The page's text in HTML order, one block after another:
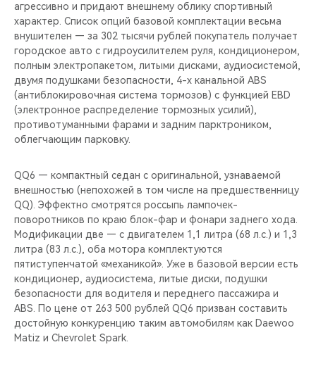
агрессивно и придают внешнему облику спортивный
характер. Список опций базовой комплектации весьма
внушителен — за 302 тысячи рублей покупатель получает
городское авто с гидроусилителем руля, кондиционером,
полным электропакетом, литыми дисками, аудиосистемой,
двумя подушками безопасности, 4-х канальной ABS
(антиблокировочная система тормозов) с функцией EBD
(электронное распределение тормозных усилий),
противотуманными фарами и задним парктроником,
облегчающим парковку.
QQ6 — компактный седан с оригинальной, узнаваемой
внешностью (непохожей в том числе на предшественницу
QQ). Эффектно смотрятся россыпь лампочек-
поворотников по краю блок-фар и фонари заднего хода.
Модификации две — с двигателем 1,1 литра (68 л.с.) и 1,3
литра (83 л.с.), оба мотора комплектуются
пятиступенчатой «механикой». Уже в базовой версии есть
кондиционер, аудиосистема, литые диски, подушки
безопасности для водителя и переднего пассажира и
ABS. По цене от 263 500 рублей QQ6 призван составить
достойную конкуренцию таким автомобилям как Daewoo
Matiz и Chevrolet Spark.